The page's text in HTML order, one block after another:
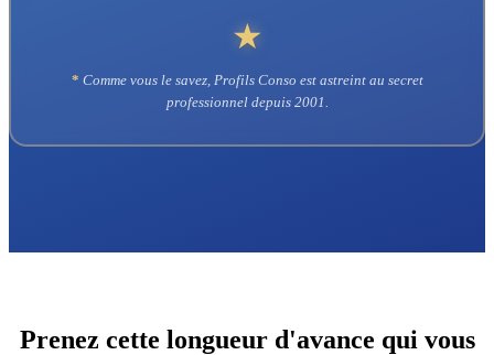
★
* Comme vous le savez, Profils Conso est astreint au secret
professionnel depuis 2001.
Prenez cette longueur d'avance qui vous